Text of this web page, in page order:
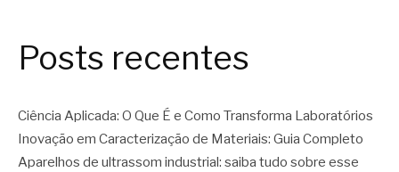
Posts recentes
Ciência Aplicada: O Que É e Como Transforma Laboratórios
Inovação em Caracterização de Materiais: Guia Completo
Aparelhos de ultrassom industrial: saiba tudo sobre esse